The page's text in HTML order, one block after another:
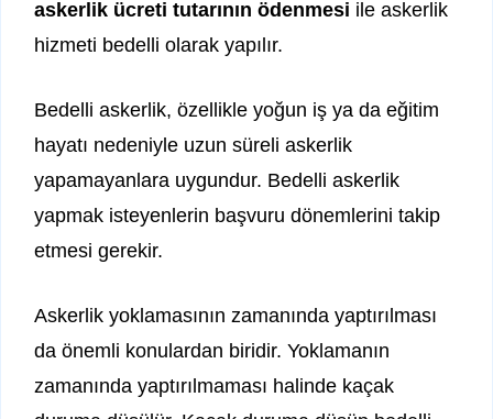
askerlik ücreti tutarının ödenmesi ile askerlik
hizmeti bedelli olarak yapılır.
Bedelli askerlik, özellikle yoğun iş ya da eğitim
hayatı nedeniyle uzun süreli askerlik
yapamayanlara uygundur. Bedelli askerlik
yapmak isteyenlerin başvuru dönemlerini takip
etmesi gerekir.
Askerlik yoklamasının zamanında yaptırılması
da önemli konulardan biridir. Yoklamanın
zamanında yaptırılmaması halinde kaçak